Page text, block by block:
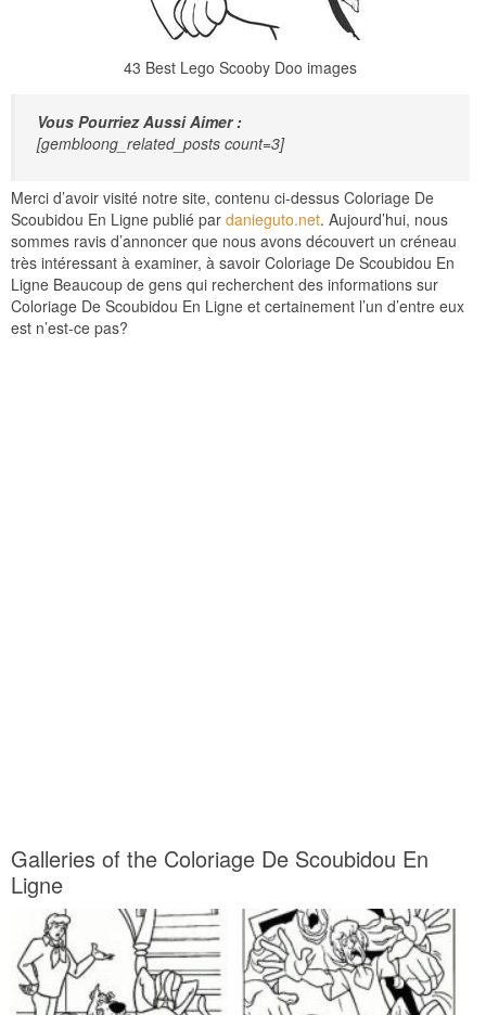
43 Best Lego Scooby Doo images
Vous Pourriez Aussi Aimer :
[gembloong_related_posts count=3]
Merci d’avoir visité notre site, contenu ci-dessus Coloriage De
Scoubidou En Ligne publié par danieguto.net. Aujourd’hui, nous
sommes ravis d’annoncer que nous avons découvert un créneau
très intéressant à examiner, à savoir Coloriage De Scoubidou En
Ligne Beaucoup de gens qui recherchent des informations sur
Coloriage De Scoubidou En Ligne et certainement l’un d’entre eux
est n’est-ce pas?
Galleries of the Coloriage De Scoubidou En
Ligne